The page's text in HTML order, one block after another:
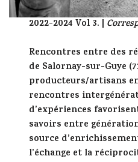
2022-2024 Vol 3. |
Rencontres entre des
de Salornay-sur-Guye
producteurs/artisans
rencontres
d’expériences
savoirs entre
source
l’échange et la